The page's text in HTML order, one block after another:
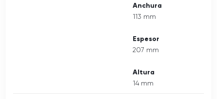
Anchura
113 mm
Espesor
207 mm
Altura
14 mm